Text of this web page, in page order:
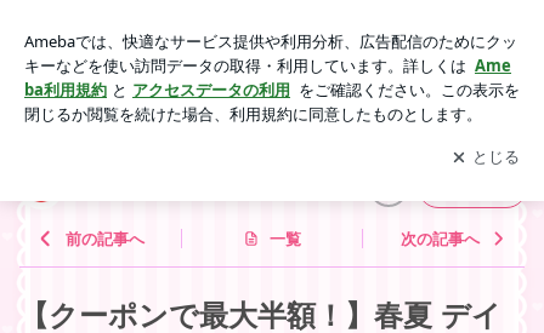
yward | 楽天お得情報
アプリをダウンロードして ブログの更新通知
を受け取りまし
ょう。
開く
前の記事へ 一覧 次の記事へ
【クーポンで最大半額！】春夏 デイ